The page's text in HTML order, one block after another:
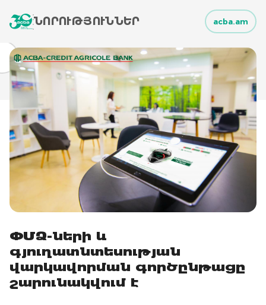
ՆՈՐՈՒԹՅՈՒՆՆԵՐ acba.am
ՓՄՁ-ների և
գյուղատնտեսության
վարկավորման գործընթացը
շարունակվում է